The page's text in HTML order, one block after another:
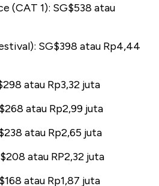
(CAT 1): SG$538 atau
SG$398 atau Rp4,44
atau Rp3,32 juta
atau Rp2,99 juta
atau Rp2,65 juta
atau RP2,32 juta
atau Rp1,87 juta